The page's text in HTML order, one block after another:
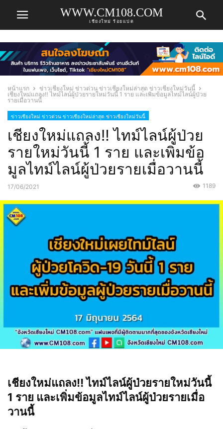
WWW.CM108.COM
เชียงใหม่ ร้อยแปด
หน้าแรก
ข่าวเชียงใหม่ ข่าวด่วน ข่าวเชียงใหม่ล่าสุด ข่าวเชียงใหม่วันนี้
เชียงใหม่แถลง‼️ ไทม์ไลน์ผู้ป่วยรายใหม่วันนี้ 1 ราย และเพิ่มข้อมูลไทม์ไลน์ผู้ป่วย
รายเมื่อวานนี้
ข่าวเชียงใหม่ ข่าวด่วน ข่าวเชียงใหม่ล่าสุด ข่าวเชียงใหม่วันนี้
เชียงใหม่แถลง‼️ ไทม์ไลน์ผู้ป่วย
รายใหม่วันนี้ 1 ราย และเพิ่มข้อ
มูลไทม์ไลน์ผู้ป่วยรายเมื่อวานนี้
17/06/2021 1189
เชียงใหม่แถลง‼️ ไทม์ไลน์ผู้ป่วยรายใหม่วันนี้
1 ราย และเพิ่มข้อมูลไทม์ไลน์ผู้ป่วยรายเมื่อ
วานนี้